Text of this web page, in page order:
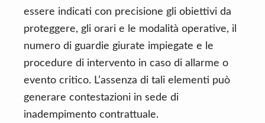
essere indicati con precisione gli obiettivi da
proteggere, gli orari e le modalità operative, il
numero di guardie giurate impiegate e le
procedure di intervento in caso di allarme o
evento critico. L’assenza di tali elementi può
generare contestazioni in sede di
inadempimento contrattuale.